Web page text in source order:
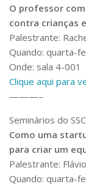
O professor
contra crianças
Palestrante:
Quando: quarta-
Onde: sala 4-001
Clique aqui para
———–
Seminários do SSC
Como uma
para criar um
Palestrante:
Quando: quarta-